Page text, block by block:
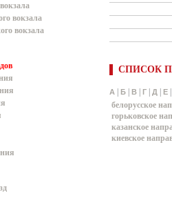
вокзала
вокзала
СПИСОК
А Б В Г Д Е
белорусское
горьковское
казанское
киевское